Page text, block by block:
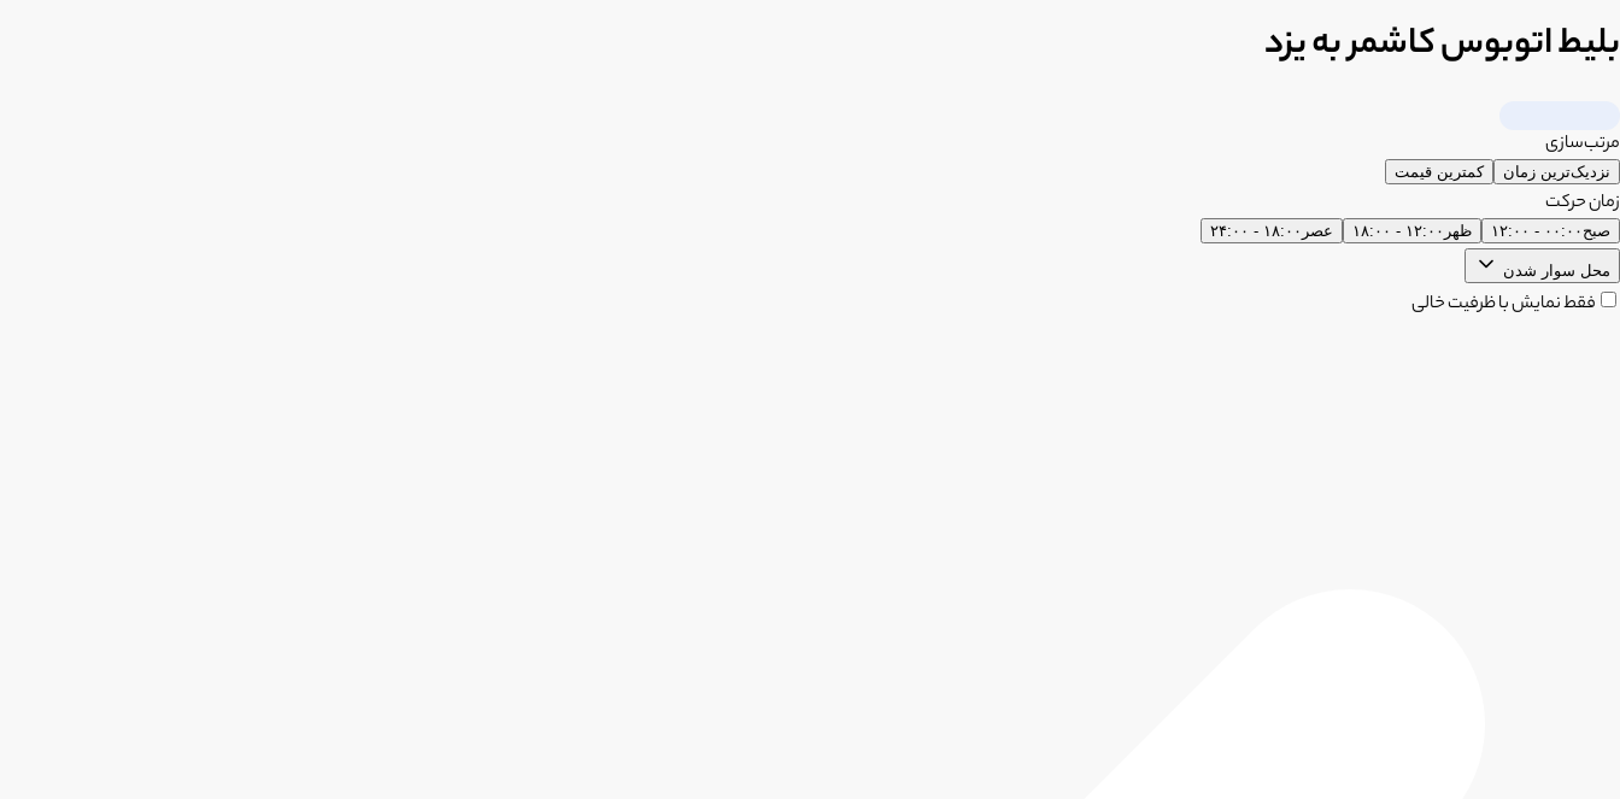
بلیط اتوبوس کاشمر به یزد
مرتب‌سازی
نزدیک‌ترین زمان کمترین قیمت
زمان حرکت
صبح ۰۰:۰۰ - ۱۲:۰۰ ظهر ۱۲:۰۰ - ۱۸:۰۰ عصر ۱۸:۰۰ - ۲۴:۰۰
محل سوار شدن
فقط نمایش با ظرفیت خالی